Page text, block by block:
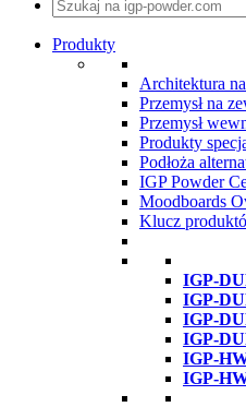
Produkty
Architektura
Przemysł na
Przemysł
Produkty
Podłoża
IGP Powder
Moodboards
Klucz
IGP-
IGP-
IGP-
IGP-
IGP-
IGP-